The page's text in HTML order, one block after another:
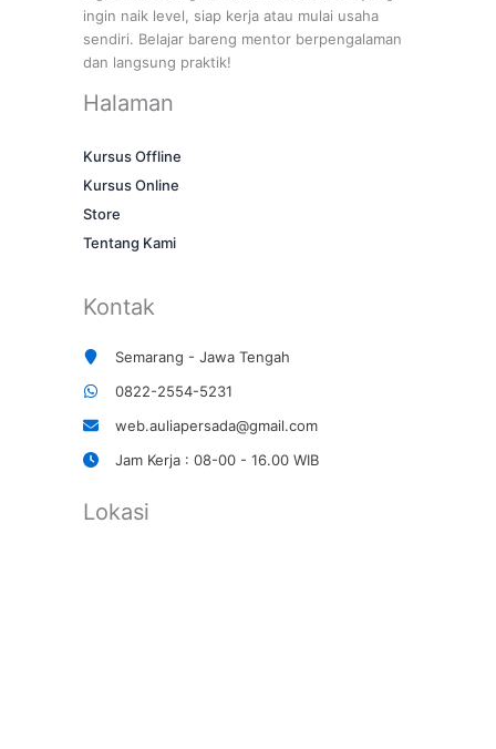
ingin naik level, siap kerja atau mulai usaha
sendiri. Belajar bareng mentor berpengalaman
dan langsung praktik!
Halaman
Kursus Offline
Kursus Online
Store
Tentang Kami
Kontak
Semarang - Jawa Tengah
0822-2554-5231
web.auliapersada@gmail.com
Jam Kerja : 08-00 - 16.00 WIB
Lokasi